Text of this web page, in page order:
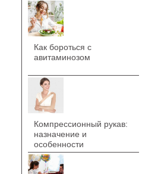
Как бороться с
авитаминозом
Компрессионный рукав:
назначение и
особенности